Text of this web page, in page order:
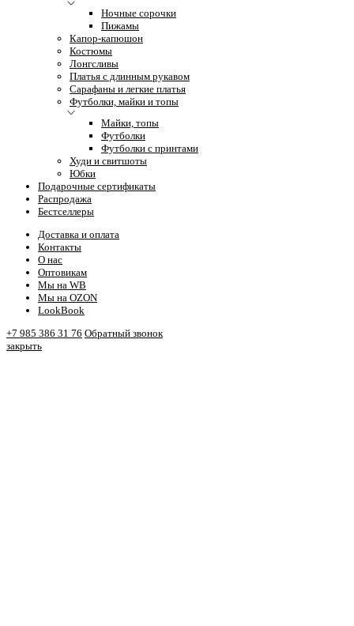
Ночные сорочки
Пижамы
Капор-капюшон
Костюмы
Лонгсливы
Платья с длинным рукавом
Сарафаны и легкие платья
Футболки, майки и топы
Майки, топы
Футболки
Футболки с принтами
Худи и свитшоты
Юбки
Подарочные сертификаты
Распродажа
Бестселлеры
Доставка и оплата
Контакты
О нас
Оптовикам
Мы на WB
Мы на OZON
LookBook
+7 985 386 31 76 Обратный звонок
закрыть